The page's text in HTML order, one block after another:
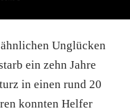
Unglücken
ein zehn Jahre
in einen rund 20
konnten Helfer